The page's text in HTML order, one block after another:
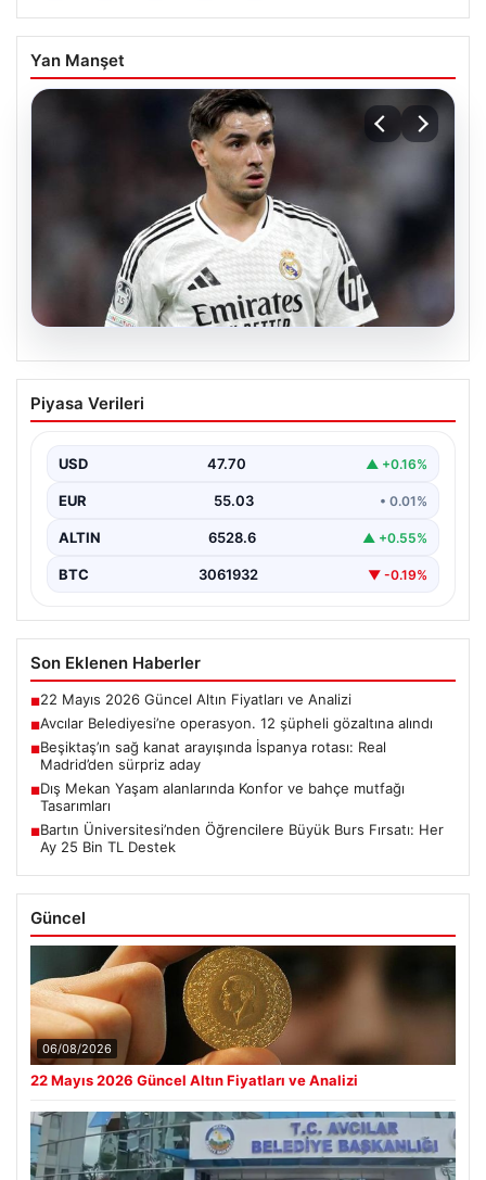
Yan Manşet
05.08.2026
Beşiktaş’ın sağ kanat arayışında
İspanya rotası: Real Madrid’den sürpriz
Muhammed Salah için sürdürülen görüşmelerin son
alternatif çözümlere hız…
Piyasa Verileri
USD 47.70 ▲ +0.16%
EUR 55.03 • 0.01%
ALTIN 6528.6 ▲ +0.55%
BTC 3061932 ▼ -0.19%
Son Eklenen Haberler
■22 Mayıs 2026 Güncel Altın Fiyatları ve Analizi
■Avcılar Belediyesi’ne operasyon. 12 şüpheli gözaltına alındı
■Beşiktaş’ın sağ kanat arayışında İspanya rotası: Real
Madrid’den sürpriz aday
■Dış Mekan Yaşam alanlarında Konfor ve bahçe mutfağı
Tasarımları
■Bartın Üniversitesi’nden Öğrencilere Büyük Burs Fırsatı: Her
Ay 25 Bin TL Destek
Güncel
06/08/2026
22 Mayıs 2026 Güncel Altın Fiyatları ve Analizi